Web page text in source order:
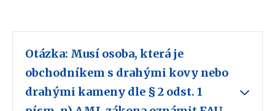
Otázka: Musí osoba, která je
obchodníkem s drahými kovy nebo
drahými kameny dle § 2 odst. 1